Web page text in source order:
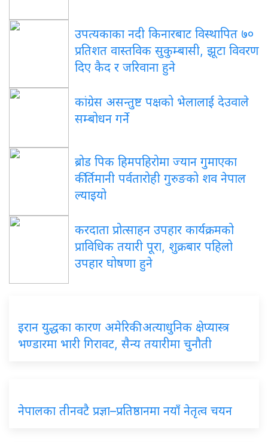
उपत्यकाका नदी किनारबाट विस्थापित ७०
प्रतिशत वास्तविक सुकुम्बासी, झूटा विवरण
दिए कैद र जरिवाना हुने
कांग्रेस असन्तुष्ट पक्षको भेलालाई देउवाले
सम्बोधन गर्ने
ब्रोड पिक हिमपहिरोमा ज्यान गुमाएका
कीर्तिमानी पर्वतारोही गुरुङको शव नेपाल
ल्याइयो
करदाता प्रोत्साहन उपहार कार्यक्रमको
प्राविधिक तयारी पूरा, शुक्रबार पहिलो
उपहार घोषणा हुने
इरान युद्धका कारण अमेरिकी अत्याधुनिक क्षेप्यास्त्र
भण्डारमा भारी गिरावट, सैन्य तयारीमा चुनौती
नेपालका तीनवटै प्रज्ञा–प्रतिष्ठानमा नयाँ नेतृत्व चयन